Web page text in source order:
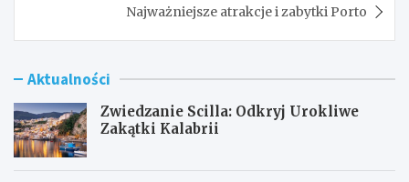
Najważniejsze atrakcje i zabytki Porto
Aktualności
Zwiedzanie Scilla: Odkryj Urokliwe
Zakątki Kalabrii